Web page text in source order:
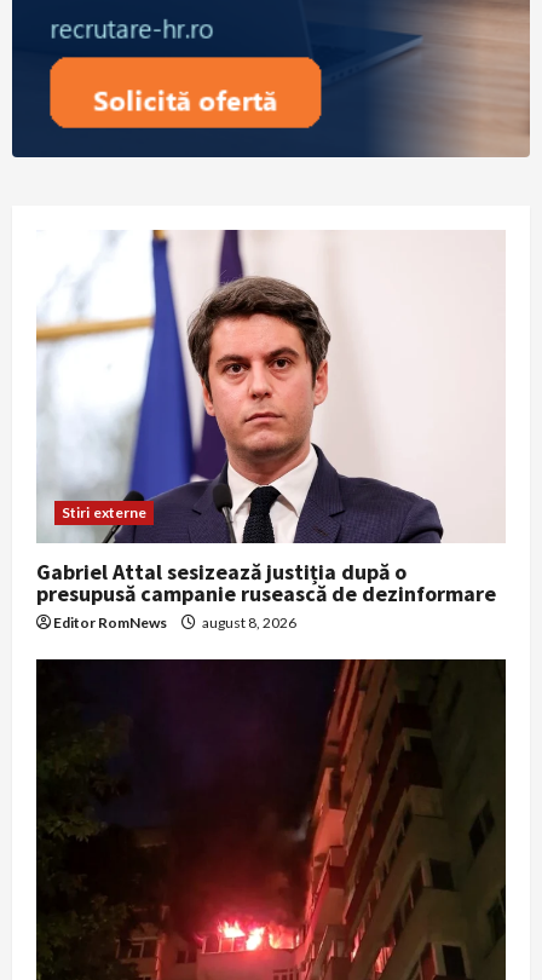
Stiri externe
Gabriel Attal sesizează justiția după o
presupusă campanie rusească de dezinformare
Editor RomNews august 8, 2026